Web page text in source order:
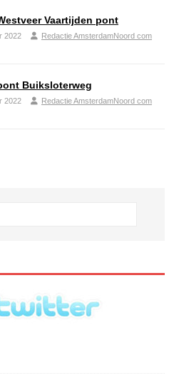
Vaartijden pont
2022 Redactie AmsterdamNoord com
Buiksloterweg
2022 Redactie AmsterdamNoord com